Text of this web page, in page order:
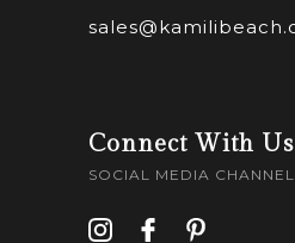
Connect With Us
SOCIAL MEDIA